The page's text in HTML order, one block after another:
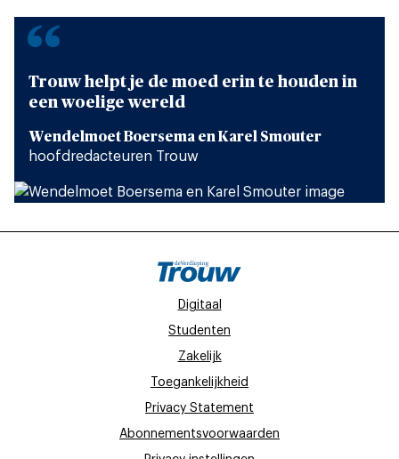
“
Trouw helpt je de moed erin te houden in
een woelige wereld
Wendelmoet Boersema en Karel Smouter
hoofdredacteuren Trouw
Digitaal
Studenten
Zakelijk
Toegankelijkheid
Privacy Statement
Abonnementsvoorwaarden